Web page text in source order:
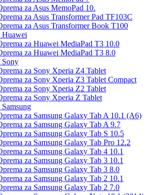
za Asus MemoPad 10.
za Asus Transformer Pad TF103C
za Asus Transformer Book T100
Huawei
za Huawei MediaPad T3 10.0
za Huawei MediaPad T3 8.0
Sony
za Sony Xperia Z4 Tablet
za Sony Xperia Z3 Tablet Compact
za Sony Xperia Z2 Tablet
za Sony Xperia Z Tablet
za Samsung Galaxy Tab A 10.1 (A6)
za Samsung Galaxy Tab A 9.7
za Samsung Galaxy Tab S 10.5
za Samsung Galaxy Tab Pro 12.2
za Samsung Galaxy Tab 4 10.1
za Samsung Galaxy Tab 3 10.1
za Samsung Galaxy Tab 3 8.0
za Samsung Galaxy Tab 2 10.1
za Samsung Galaxy Tab 2 7.0